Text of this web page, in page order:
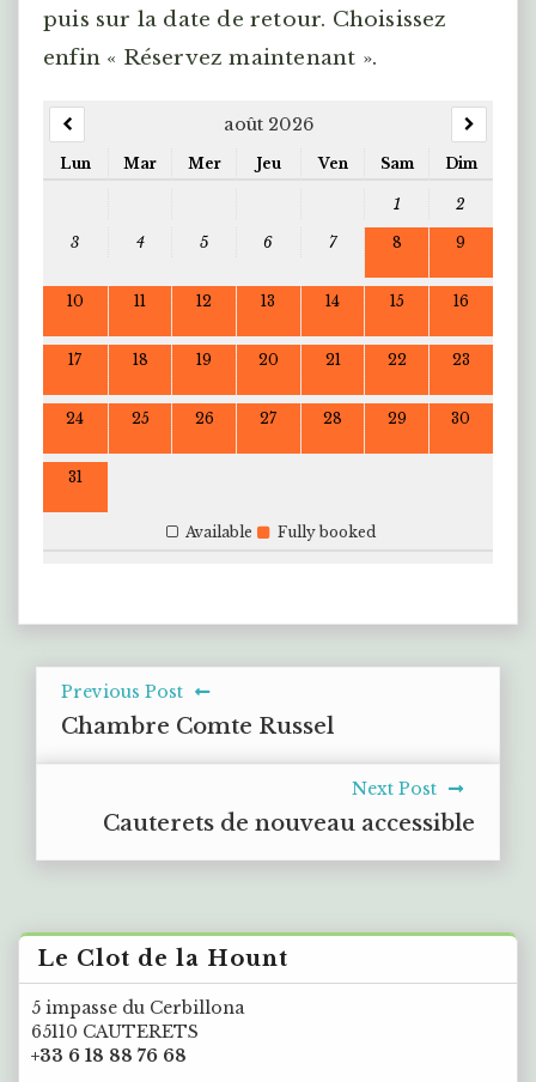
puis sur la date de retour. Choisissez
enfin « Réservez maintenant ».
août 2026
Lun Mar Mer Jeu Ven Sam Dim
1 2
3 4 5 6 7 8 9
10 11 12 13 14 15 16
17 18 19 20 21 22 23
24 25 26 27 28 29 30
31
Available Fully booked
Previous Post
Chambre Comte Russel
Next Post
Cauterets de nouveau accessible
Le Clot de la Hount
5 impasse du Cerbillona
65110 CAUTERETS
+33 6 18 88 76 68